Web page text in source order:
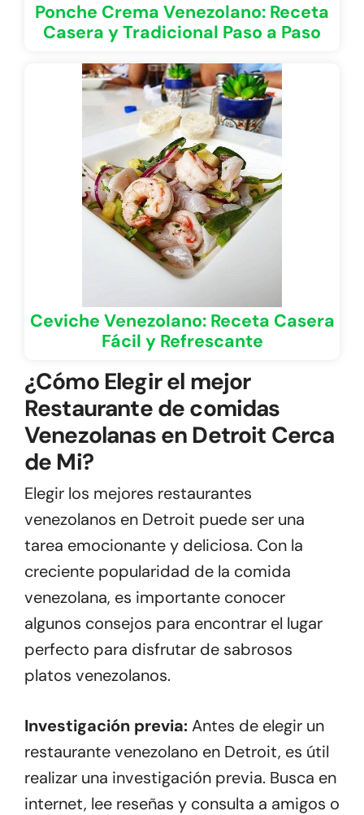
Ponche Crema Venezolano: Receta
Casera y Tradicional Paso a Paso
Ceviche Venezolano: Receta Casera
Fácil y Refrescante
¿Cómo Elegir el mejor
Restaurante de comidas
Venezolanas en Detroit Cerca
de Mi?
Elegir los mejores restaurantes
venezolanos en Detroit puede ser una
tarea emocionante y deliciosa. Con la
creciente popularidad de la comida
venezolana, es importante conocer
algunos consejos para encontrar el lugar
perfecto para disfrutar de sabrosos
platos venezolanos.
Investigación previa:Antes de elegir un
restaurante venezolano en Detroit, es útil
realizar una investigación previa. Busca en
internet, lee reseñas y consulta a amigos o